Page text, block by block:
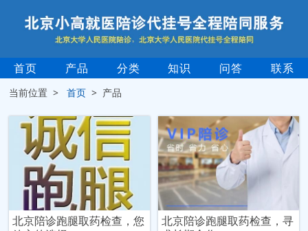
首页 产品 分类 知识 问答 联系
当前位置 >首页 > 产品
北京陪诊跑腿取药检查，您
北京陪诊跑腿取药检查，寻